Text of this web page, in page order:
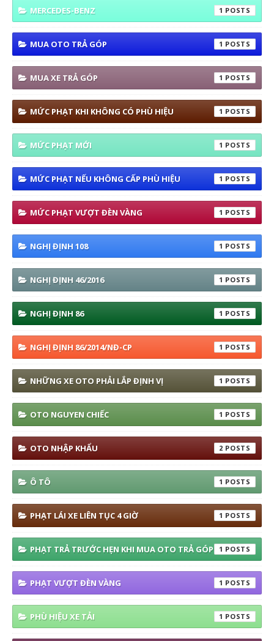
MERCEDES-BENZ 1
MUA OTO TRẢ GÓP 1
MUA XE TRẢ GÓP 1
MỨC PHẠT KHI KHÔNG CÓ PHÙ HIỆU 1
MỨC PHẠT MỚI 1
MỨC PHẠT NẾU KHÔNG CẤP PHÙ HIỆU 1
MỨC PHẠT VƯỢT ĐÈN VÀNG 1
NGHỊ ĐỊNH 108 1
NGHỊ ĐỊNH 46/2016 1
NGHỊ ĐỊNH 86 1
NGHỊ ĐỊNH 86/2014/NĐ-CP 1
NHỮNG XE OTO PHẢI LẮP ĐỊNH VỊ 1
OTO NGUYEN CHIẾC 1
OTO NHẬP KHẨU 2
Ô TÔ 1
PHẠT LÁI XE LIÊN TỤC 4 GIỜ 1
PHẠT TRẢ TRƯỚC HẸN KHI MUA OTO TRẢ GÓP 1
PHẠT VƯỢT ĐÈN VÀNG 1
PHÙ HIỆU XE TẢI 1